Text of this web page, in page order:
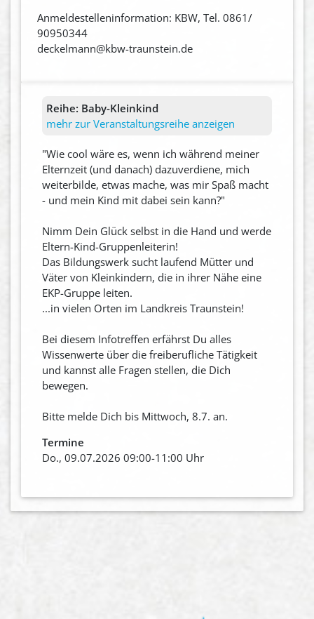
Anmeldestelleninformation: KBW, Tel. 0861/
90950344
deckelmann@kbw-traunstein.de
Reihe: Baby-Kleinkind
mehr zur Veranstaltungsreihe anzeigen
"Wie cool wäre es, wenn ich während meiner
Elternzeit (und danach) dazuverdiene, mich
weiterbilde, etwas mache, was mir Spaß macht
- und mein Kind mit dabei sein kann?"
Nimm Dein Glück selbst in die Hand und werde
Eltern-Kind-Gruppenleiterin!
Das Bildungswerk sucht laufend Mütter und
Väter von Kleinkindern, die in ihrer Nähe eine
EKP-Gruppe leiten.
...in vielen Orten im Landkreis Traunstein!
Bei diesem Infotreffen erfährst Du alles
Wissenwerte über die freiberufliche Tätigkeit
und kannst alle Fragen stellen, die Dich
bewegen.
Bitte melde Dich bis Mittwoch, 8.7. an.
Termine
Do., 09.07.2026 09:00-11:00 Uhr